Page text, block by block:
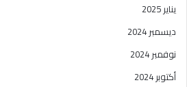
يناير 2025
ديسمبر 2024
نوفمبر 2024
أكتوبر 2024